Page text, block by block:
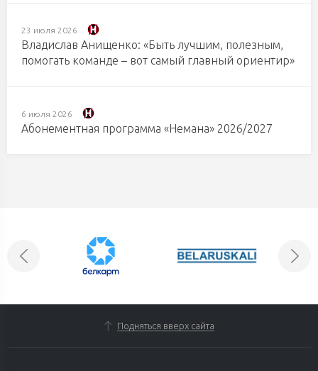
23 июля 2026
Владислав Анищенко: «Быть лучшим, полезным,
помогать команде – вот самый главный ориентир»
6 июля 2026
Абонементная программа «Немана» 2026/2027
Подняться вверх сайта